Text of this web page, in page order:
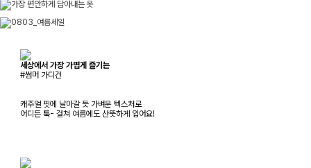
세상에서 가장 가볍게 즐기는
#썸머 가디건
캐주얼 핏에 날아갈 듯 가벼운 텍스처로
어디든 툭- 걸쳐 여름에도 산뜻하게 입어요!